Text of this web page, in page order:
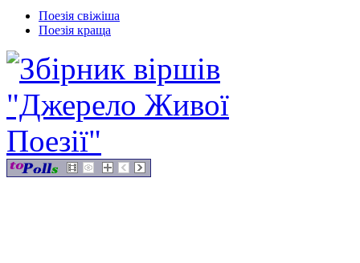
Поезія свіжіша
Поезія краща